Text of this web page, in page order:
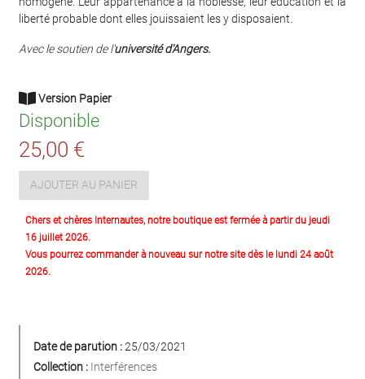
liberté probable dont elles jouissaient les y disposaient.
Avec le soutien de l'université d'Angers.
Version Papier
Disponible
25,00 €
AJOUTER AU PANIER
Chers et chères Internautes, notre boutique est fermée à partir du jeudi
16 juillet 2026.
Vous pourrez commander à nouveau sur notre site dès le lundi 24 août
2026.
Date de parution :25/03/2021
Collection : Interférences